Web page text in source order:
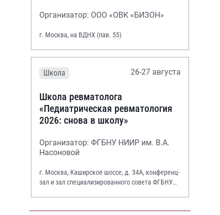
Организатор: ООО «ОВК «БИЗОН»
г. Москва, на ВДНХ (пав. 55)
Школа 26-27 августа
Школа ревматолога
«Педиатрическая ревматология
2026: снова в школу»
Организатор: ФГБНУ НИИР им. В.А.
Насоновой
г. Москва, Каширское шоссе, д. 34А, конференц-
зал и зал специализированного совета ФГБНУ